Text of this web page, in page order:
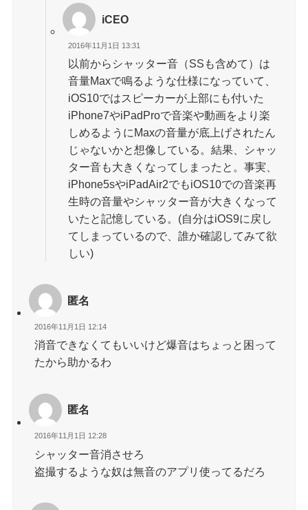
iCEO
2016年11月1日 13:31
以前からシャッター音（SSも含めて）は
音量Maxで鳴るような仕様になっていて、
iOS10ではスピーカーが上部にも付いた
iPhone7やiPadProで音楽や動画をより楽
しめるようにMaxの音量が底上げされたん
じゃないかと想像している。結果、シャッ
ター音も大きくなってしまったと。事実、
iPhone5sやiPadAir2でもiOS10での音楽再
生時の音量やシャッター音が大きくなって
いたと記憶している。(自分はiOS9に戻し
てしまっているので、誰か確認してみて欲
しい)
匿名
2016年11月1日 12:14
消音できなくてもいいけど爆音はちょっと困って
たから助かるわ
匿名
2016年11月1日 12:28
シャッター音消させろ
盗撮するような奴は無音のアプリ使ってるだろ